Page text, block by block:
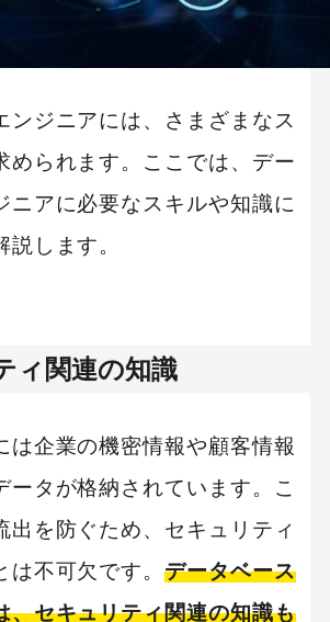
ンジニアには、さまざまなス
められます。ここでは、デー
ニアに必要なスキルや知識に
します。
ィ関連の知識
は企業の機密情報や顧客情報
ータが格納されています。こ
出を防ぐため、セキュリティ
は不可欠です。データベース
、セキュリティ関連の知識も